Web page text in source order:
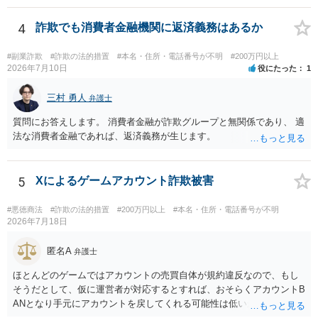
さい。
4 詐欺でも消費者金融機関に返済義務はあるか
#副業詐欺 #詐欺の法的措置 #本名・住所・電話番号が不明 #200万円以上
2026年7月10日 役にたった 1
三村 勇人 弁護士
質問にお答えします。 消費者金融が詐欺グループと無関係であり、 適
法な消費者金融であれば、返済義務が生じます。
5 Xによるゲームアカウント詐欺被害
#悪徳商法 #詐欺の法的措置 #200万円以上 #本名・住所・電話番号が不明
2026年7月18日
匿名A 弁護士
ほとんどのゲームではアカウントの売買自体が規約違反なので、もし
そうだとして、仮に運営者が対応するとすれば、おそらくアカウントB
ANとなり手元にアカウントを戻してくれる可能性は低いかもしれませ